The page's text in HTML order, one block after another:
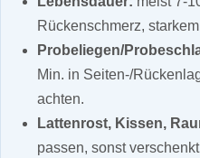
Rückenschmerz,
Probeliegen/
Min. in Seiten-/
achten.
Lattenrost, Kissen,
passen, sonst